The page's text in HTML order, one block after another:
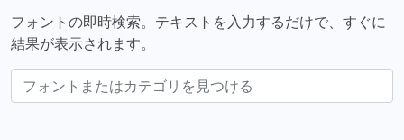
フォントの即時検索。テキストを入力するだけで、すぐに
結果が表示されます。